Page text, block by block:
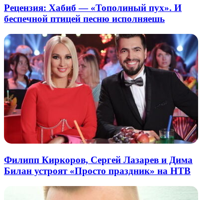
Рецензия: Хабиб — «Тополиный пух». И
беспечной птицей песню исполняешь
Филипп Киркоров, Сергей Лазарев и Дима
Билан устроят «Просто праздник» на НТВ